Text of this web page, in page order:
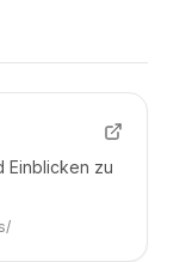
Einblicken zu